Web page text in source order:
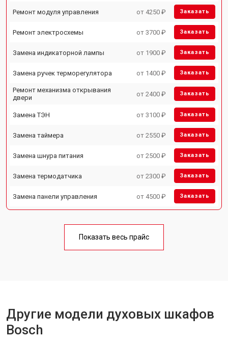
Ремонт модуля управления от 4250 ₽ Заказать
Ремонт электросхемы от 3700 ₽ Заказать
Замена индикаторной лампы от 1900 ₽ Заказать
Замена ручек терморегулятора от 1400 ₽ Заказать
Ремонт механизма открывания
двери
от 2400 ₽ Заказать
Замена ТЭН от 3100 ₽ Заказать
Замена таймера от 2550 ₽ Заказать
Замена шнура питания от 2500 ₽ Заказать
Замена термодатчика от 2300 ₽ Заказать
Замена панели управления от 4500 ₽ Заказать
Показать весь прайс
Другие модели духовых шкафов
Bosch